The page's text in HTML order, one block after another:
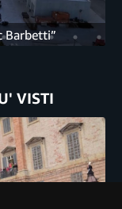
Barbetti”
VISTI